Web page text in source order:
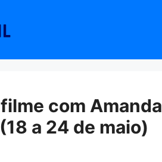
com Amanda
a 24 de maio)